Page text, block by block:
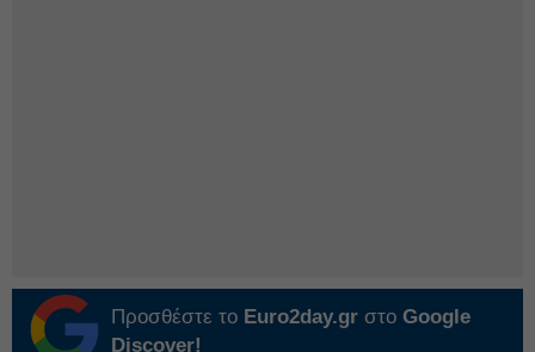
Προσθέστε το Euro2day.gr στο Google
Discover!